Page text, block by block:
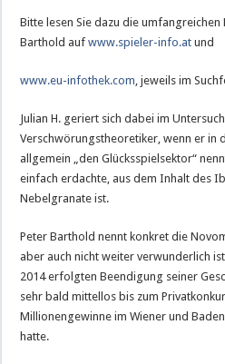
Bitte lesen Sie dazu die umfangreichen
Barthold aufwww.spieler-info.at und
www.eu-infothek.com, jeweils im
Julian H. geriert sich dabei im
Verschwörungstheoretiker, wenn er in
allgemein „den Glücksspielsektor“
einfach erdachte, aus dem Inhalt des
Nebelgranate ist.
Peter Barthold nennt konkret die
aber auch nicht weiter verwunderlich
2014 erfolgten Beendigung seiner
sehr bald mittellos bis zum
Millionengewinne im Wiener und
hatte.